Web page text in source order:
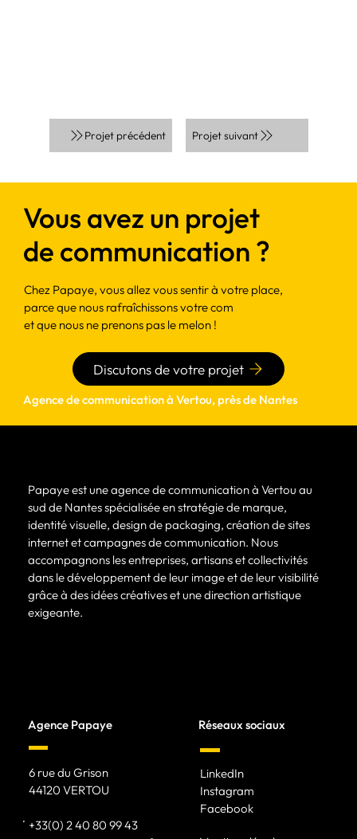
Projet précédent Projet suivant
Vous avez un projet
de communication ?
Chez Papaye, vous allez vous sentir à votre place,
parce que nous rafraîchissons votre com
et que nous ne prenons pas le melon !
Discutons de votre projet
Agence de communication à Vertou, près de Nantes
Réseaux sociaux
LinkedIn
Instagram
Facebook
Agence Papaye
6 rue du Grison
44120 VERTOU
+33(0) 2 40 80 99 43
Papaye est une agence de communication à Vertou au
sud de Nantes spécialisée en stratégie de marque,
identité visuelle, design de packaging, création de sites
internet et campagnes de communication. Nous
accompagnons les entreprises, artisans et collectivités
dans le développement de leur image et de leur visibilité
grâce à des idées créatives et une direction artistique
exigeante.